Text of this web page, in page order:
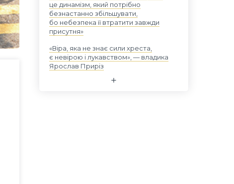
це динамізм, який потрібно
безнастанно збільшувати,
бо небезпека її втратити завжди
присутня»
«Віра, яка не знає сили хреста,
є невірою і лукавством», — владика
Ярослав Приріз